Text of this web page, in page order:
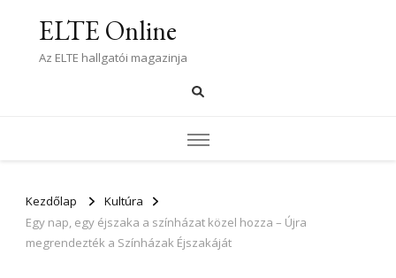
ELTE Online
Az ELTE hallgatói magazinja
Kezdőlap
Kultúra
Egy nap, egy éjszaka a színházat közel hozza – Újra
megrendezték a Színházak Éjszakáját